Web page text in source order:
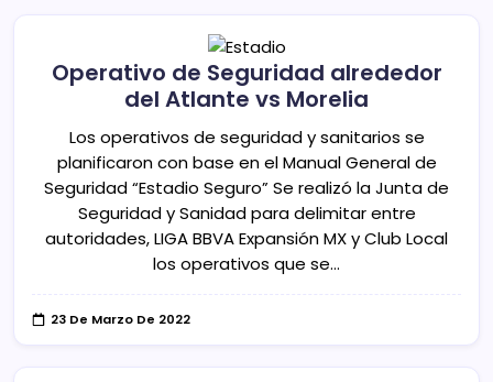
Operativo de Seguridad alrededor
del Atlante vs Morelia
Los operativos de seguridad y sanitarios se
planificaron con base en el Manual General de
Seguridad “Estadio Seguro” Se realizó la Junta de
Seguridad y Sanidad para delimitar entre
autoridades, LIGA BBVA Expansión MX y Club Local
los operativos que se…
23 De Marzo De 2022